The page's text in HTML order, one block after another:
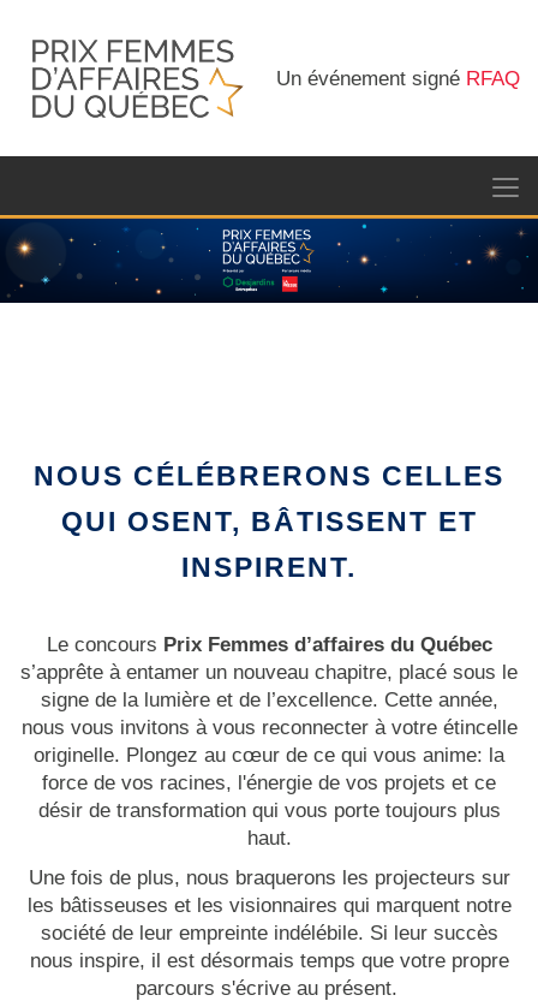
Un événement signé RFAQ
NOUS CÉLÉBRERONS CELLES
QUI OSENT, BÂTISSENT ET
INSPIRENT.
Le concours Prix Femmes d’affaires du Québec
s’apprête à entamer un nouveau chapitre, placé sous le
signe de la lumière et de l’excellence. Cette année,
nous vous invitons à vous reconnecter à votre étincelle
originelle. Plongez au cœur de ce qui vous anime: la
force de vos racines, l'énergie de vos projets et ce
désir de transformation qui vous porte toujours plus
haut.
Une fois de plus, nous braquerons les projecteurs sur
les bâtisseuses et les visionnaires qui marquent notre
société de leur empreinte indélébile. Si leur succès
nous inspire, il est désormais temps que votre propre
parcours s'écrive au présent.